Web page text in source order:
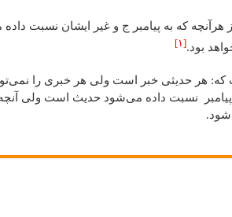
هرآنچه که به پیامبر ج و غیر ایشان نسبت
بود.[۱]
که: هر حدیثی خبر است ولی هر خبری را
پیامبر نسبت داده می‌شود حدیث است ولی